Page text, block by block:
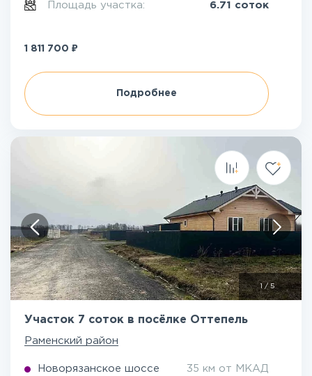
Площадь участка: 6.71 соток
1 811 700 ₽
Подробнее
1 / 5
Участок 7 соток в посёлке Оттепель
Раменский район
Новорязанское шоссе 35 км от МКАД